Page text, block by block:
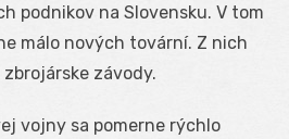
podnikov na Slovensku. V tom
málo nových tovární. Z nich
závody.
vojny sa pomerne rýchlo